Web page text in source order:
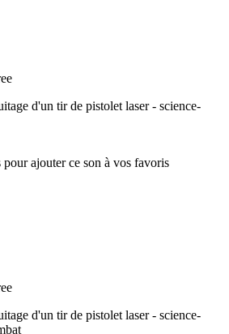
d'un tir de pistolet laser - science-
d'un tir de pistolet laser - science-